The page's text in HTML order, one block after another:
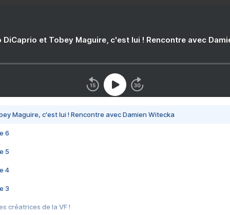
DiCaprio et Tobey Maguire, c'est lui ! Rencontre avec
Maguire, c'est lui ! Rencontre avec Damien Witecka
6
5
4
3
créatrices de la VF !